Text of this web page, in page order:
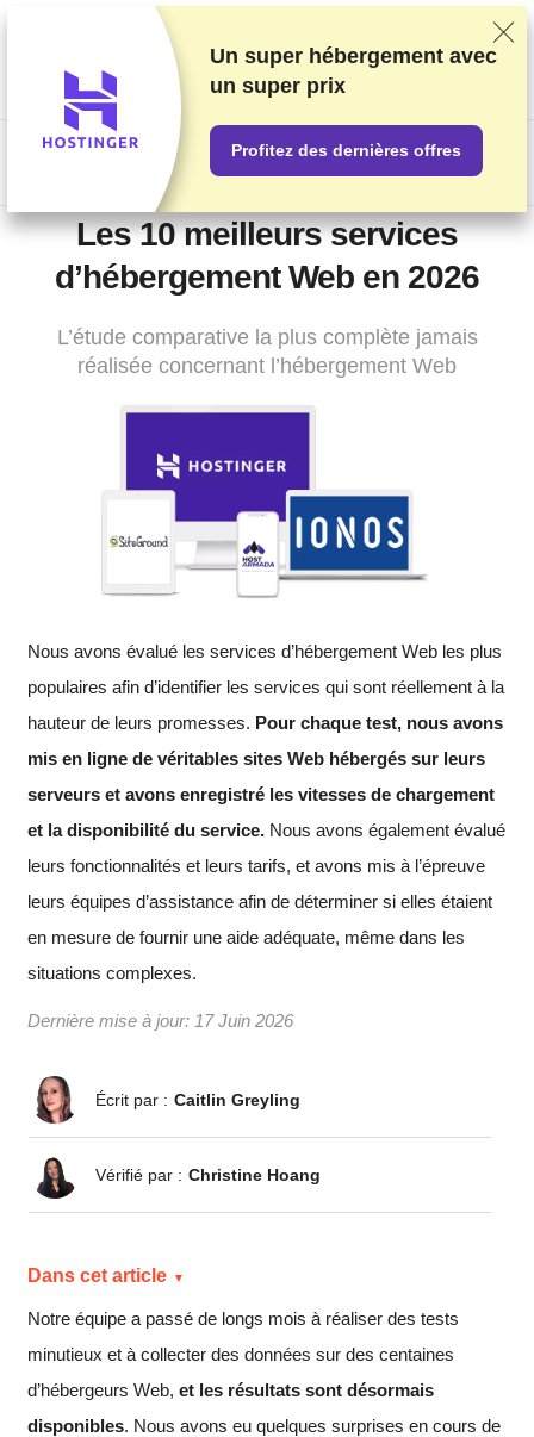
Nous classons nos produits sur la base de tests et de recherches
rigoureux, mais nous tenons également compte de vos
commentaires et des accords commerciaux conclus avec les
fournisseurs. Cette page contient des liens d'affiliation.
Information sur la publicité
US$
Les 10 meilleurs services
d’hébergement Web en 2026
L’étude comparative la plus complète jamais
réalisée concernant l’hébergement Web
Nous avons évalué les services d’hébergement Web les plus
populaires afin d’identifier les services qui sont réellement à la
hauteur de leurs promesses. Pour chaque test, nous avons
mis en ligne de véritables sites Web hébergés sur leurs
serveurs et avons enregistré les vitesses de chargement
et la disponibilité du service. Nous avons également évalué
leurs fonctionnalités et leurs tarifs, et avons mis à l’épreuve
leurs équipes d’assistance afin de déterminer si elles étaient
en mesure de fournir une aide adéquate, même dans les
situations complexes.
Dernière mise à jour: 17 Juin 2026
Vérifié par : Christine Hoang
Écrit par : Caitlin Greyling
Dans cet article
Notre équipe a passé de longs mois à réaliser des tests
minutieux et à collecter des données sur des centaines
d’hébergeurs Web, et les résultats sont désormais
disponibles. Nous avons eu quelques surprises en cours de
Un super hébergement avec
un super prix
Profitez des dernières offres